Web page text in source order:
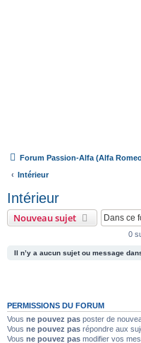
Forum Passion-Alfa (Alfa
Intérieur
Intérieur
Nouveau sujet
0
Il n’y a aucun sujet ou message
PERMISSIONS DU FORUM
Vous ne pouvez pas poster de
Vous ne pouvez pas répondre aux
Vous ne pouvez pas modifier vos